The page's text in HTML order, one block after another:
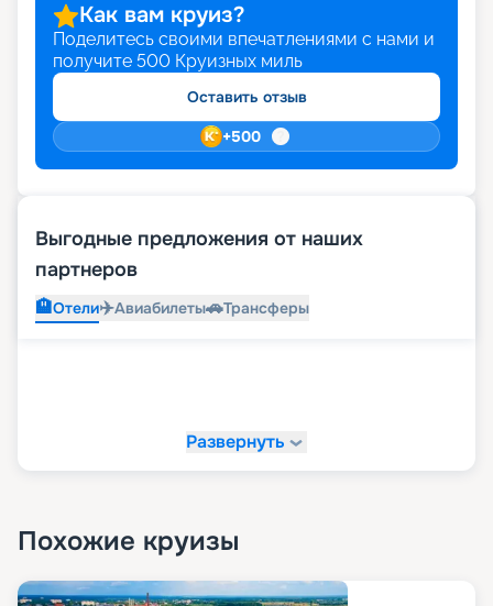
Как вам круиз?
Поделитесь своими впечатлениями с нами и
получите 500 Круизных миль
Оставить отзыв
+500
Выгодные предложения от наших
партнеров
🏨Отели✈️Авиабилеты🚗Трансферы
Развернуть
Похожие круизы